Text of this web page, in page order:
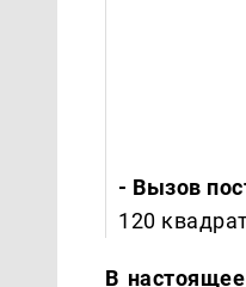
- Вызов
120
В